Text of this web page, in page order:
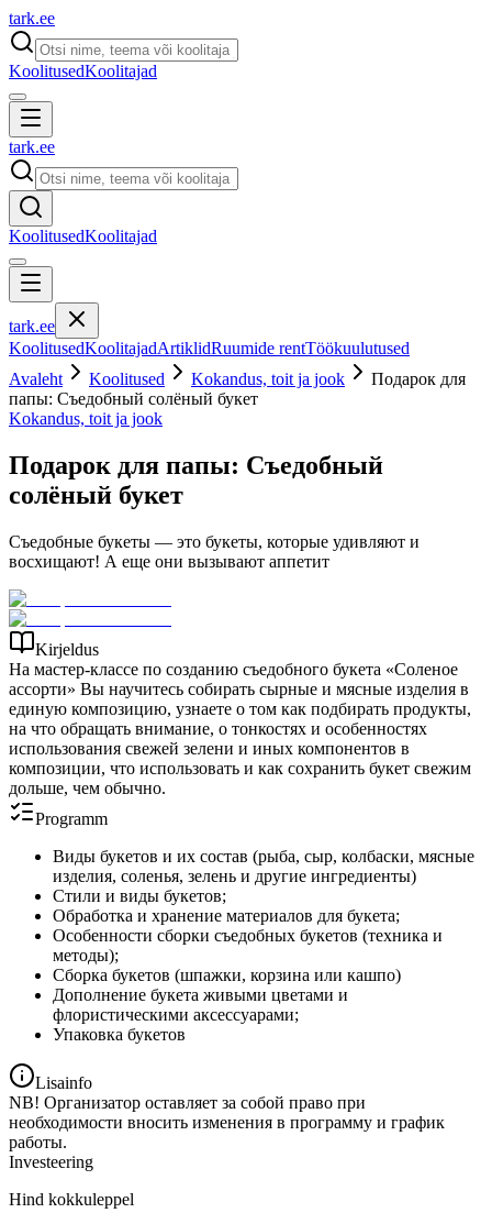
tark.ee
KoolitusedKoolitajad
tark.ee
KoolitusedKoolitajad
tark.ee
KoolitusedKoolitajadArtiklidRuumide rentTöökuulutused
Avaleht
Koolitused Kokandus, toit ja jook
Подарок для
папы: Съедобный солёный букет
Kokandus, toit ja jook
Подарок для папы: Съедобный
солёный букет
Съедобные букеты — это букеты, которые удивляют и
восхищают! А еще они вызывают аппетит
Kirjeldus
На мастер-классе по созданию съедобного букета «Соленое
ассорти» Вы научитесь собирать сырные и мясные изделия в
единую композицию, узнаете о том как подбирать продукты,
на что обращать внимание, о тонкостях и особенностях
использования свежей зелени и иных компонентов в
композиции, что использовать и как сохранить букет свежим
дольше, чем обычно.
Programm
Виды букетов и их состав (рыба, сыр, колбаски, мясные
изделия, соленья, зелень и другие ингредиенты)
Стили и виды букетов;
Обработка и хранение материалов для букета;
Особенности сборки съедобных букетов (техника и
методы);
Сборка букетов (шпажки, корзина или кашпо)
Дополнение букета живыми цветами и
флористическими аксессуарами;
Упаковка букетов
Lisainfo
NB! Организатор оставляет за собой право при
необходимости вносить изменения в программу и график
работы.
Investeering
Hind kokkuleppel